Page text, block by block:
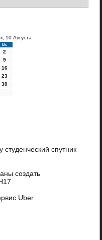
10 Августа
Вс
2
9
16
23
30
студенческий спутник
создать
Uber